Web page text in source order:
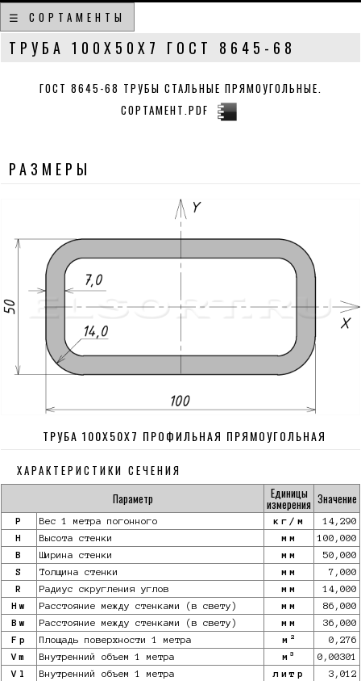
☰ СОРТАМЕНТЫ
ТРУБА 100Х50Х7 ГОСТ 8645-68
ГОСТ 8645-68 ТРУБЫ СТАЛЬНЫЕ ПРЯМОУГОЛЬНЫЕ.
СОРТАМЕНТ.PDF
РАЗМЕРЫ
ТРУБА 100Х50Х7 ПРОФИЛЬНАЯ ПРЯМОУГОЛЬНАЯ
ХАРАКТЕРИСТИКИ СЕЧЕНИЯ
Параметр
Единицы
измерения Значение
P Вес 1 метра погонного кг/м
14,290
H
Высота стенки мм
100,000
B
Ширина стенки мм
50,000
S
Толщина стенки мм
7,000
R
Радиус скругления углов мм
14,000
Hw
Расстояние между стенками (в свету) мм
86,000
Bw
Расстояние между стенками (в свету) мм
36,000
Fp
Площадь поверхности 1 метра м 2
0,276
Vm
Внутренний объем 1 метра м 3
0,00301
Vl
Внутренний объем 1 метра литр
3,012